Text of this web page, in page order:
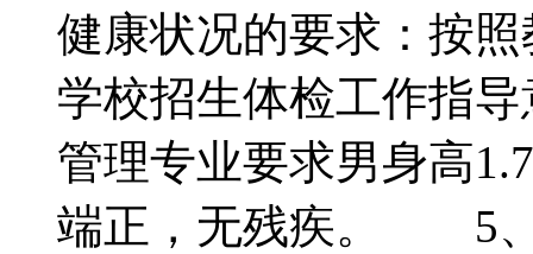
健康状况的要求：按
学校招生体检工作指
管理专业要求男身高
端正，无残疾。 5、